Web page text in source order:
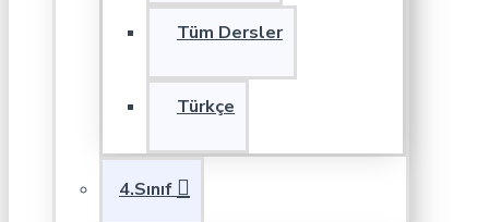
Tüm Dersler
Türkçe
4.Sınıf